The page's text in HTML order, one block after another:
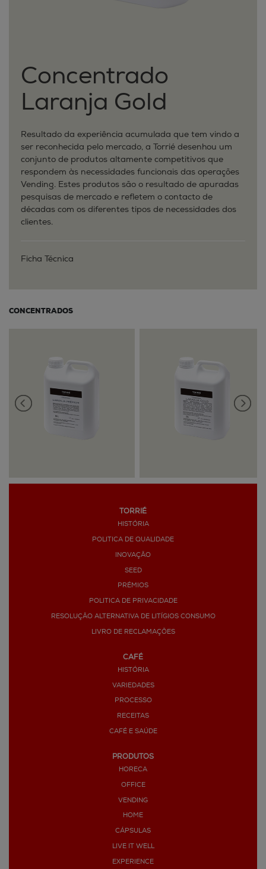
Concentrado
Laranja Gold
Resultado da experiência acumulada que tem vindo a
ser reconhecida pelo mercado, a Torrié desenhou um
conjunto de produtos altamente competitivos que
respondem às necessidades funcionais das operações
Vending. Estes produtos são o resultado de apuradas
pesquisas de mercado e refletem o contacto de
décadas com os diferentes tipos de necessidades dos
clientes.
Ficha Técnica
CONCENTRADOS
TORRIÉ
HISTÓRIA
POLITICA DE QUALIDADE
INOVAÇÃO
SEED
PRÉMIOS
POLITICA DE PRIVACIDADE
RESOLUÇÃO ALTERNATIVA DE LITÍGIOS CONSUMO
LIVRO DE RECLAMAÇÕES
CAFÉ
HISTÓRIA
VARIEDADES
PROCESSO
RECEITAS
CAFÉ E SAÚDE
PRODUTOS
HORECA
OFFICE
VENDING
HOME
CÁPSULAS
LIVE IT WELL
EXPERIENCE